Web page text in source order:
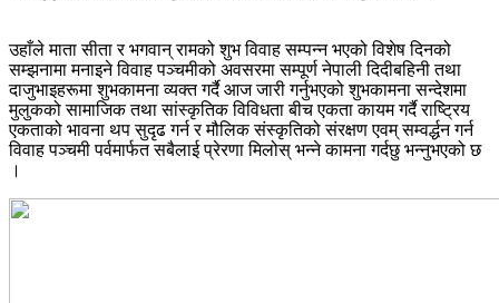
उहाँले माता सीता र भगवान् रामको शुभ विवाह सम्पन्न भएको विशेष दिनको
सम्झनामा मनाइने विवाह पञ्चमीको अवसरमा सम्पूर्ण नेपाली दिदीबहिनी तथा
दाजुभाइहरूमा शुभकामना व्यक्त गर्दै आज जारी गर्नुभएको शुभकामना सन्देशमा
मुलुकको सामाजिक तथा सांस्कृतिक विविधता बीच एकता कायम गर्दै राष्ट्रिय
एकताको भावना थप सुदृढ गर्न र मौलिक संस्कृतिको संरक्षण एवम् सम्वर्द्धन गर्न
विवाह पञ्चमी पर्वमार्फत सबैलाई प्रेरणा मिलोस् भन्ने कामना गर्दछु भन्नुभएको छ
।